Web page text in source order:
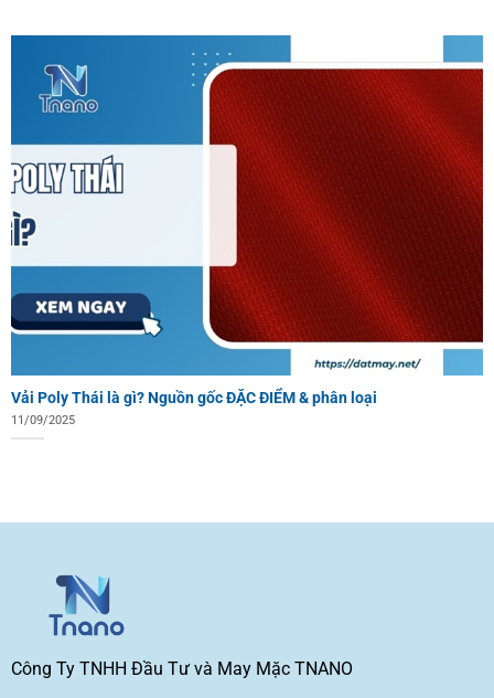
Vải Poly Thái là gì? Nguồn gốc ĐẶC ĐIỂM & phân loại
11/09/2025
Công Ty TNHH Đầu Tư và May Mặc TNANO